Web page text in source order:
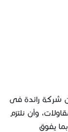
شركة رائدة فى
وأن نلتزم
يفوق